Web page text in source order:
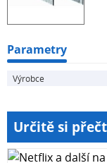
Parametry
Výrobce
Určitě si